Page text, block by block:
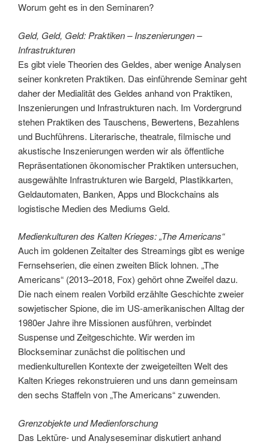
Worum geht es in den Seminaren?
Geld, Geld, Geld: Praktiken – Inszenierungen –
Infrastrukturen
Es gibt viele Theorien des Geldes, aber wenige Analysen
seiner konkreten Praktiken. Das einführende Seminar geht
daher der Medialität des Geldes anhand von Praktiken,
Inszenierungen und Infrastrukturen nach. Im Vordergrund
stehen Praktiken des Tauschens, Bewertens, Bezahlens
und Buchführens. Literarische, theatrale, filmische und
akustische Inszenierungen werden wir als öffentliche
Repräsentationen ökonomischer Praktiken untersuchen,
ausgewählte Infrastrukturen wie Bargeld, Plastikkarten,
Geldautomaten, Banken, Apps und Blockchains als
logistische Medien des Mediums Geld.
Medienkulturen des Kalten Krieges: „The Americans“
Auch im goldenen Zeitalter des Streamings gibt es wenige
Fernsehserien, die einen zweiten Blick lohnen. „The
Americans“ (2013–2018, Fox) gehört ohne Zweifel dazu.
Die nach einem realen Vorbild erzählte Geschichte zweier
sowjetischer Spione, die im US-amerikanischen Alltag der
1980er Jahre ihre Missionen ausführen, verbindet
Suspense und Zeitgeschichte. Wir werden im
Blockseminar zunächst die politischen und
medienkulturellen Kontexte der zweigeteilten Welt des
Kalten Krieges rekonstruieren und uns dann gemeinsam
den sechs Staffeln von „The Americans“ zuwenden.
Grenzobjekte und Medienforschung
Das Lektüre- und Analyseseminar diskutiert anhand